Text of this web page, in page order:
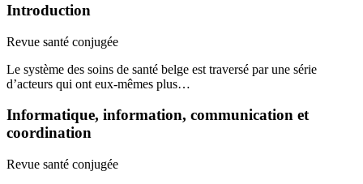
Introduction
Revue santé conjugée
Le système des soins de santé belge est traversé par une série
d’acteurs qui ont eux-mêmes plus…
Informatique, information, communication et
coordination
Revue santé conjugée